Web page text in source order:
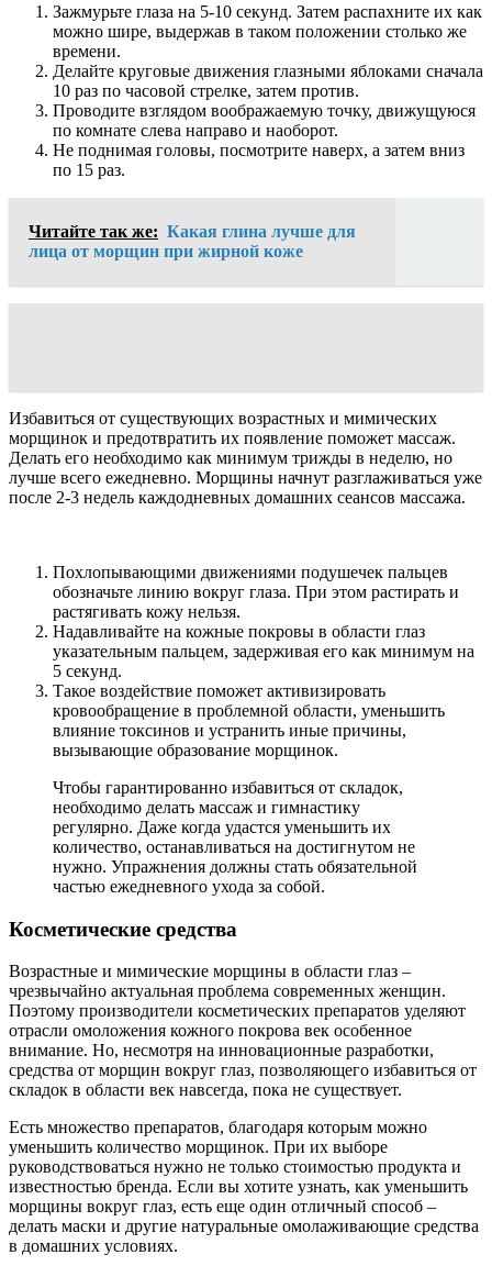
Зажмурьте глаза на 5-10 секунд. Затем распахните их как
можно шире, выдержав в таком положении столько же
времени.
Делайте круговые движения глазными яблоками сначала
10 раз по часовой стрелке, затем против.
Проводите взглядом воображаемую точку, движущуюся
по комнате слева направо и наоборот.
Не поднимая головы, посмотрите наверх, а затем вниз
по 15 раз.
Читайте так же: Какая глина лучше для
лица от морщин при жирной коже
Избавиться от существующих возрастных и мимических
морщинок и предотвратить их появление поможет массаж.
Делать его необходимо как минимум трижды в неделю, но
лучше всего ежедневно. Морщины начнут разглаживаться уже
после 2-3 недель каждодневных домашних сеансов массажа.
Похлопывающими движениями подушечек пальцев
обозначьте линию вокруг глаза. При этом растирать и
растягивать кожу нельзя.
Надавливайте на кожные покровы в области глаз
указательным пальцем, задерживая его как минимум на
5 секунд.
Такое воздействие поможет активизировать
кровообращение в проблемной области, уменьшить
влияние токсинов и устранить иные причины,
вызывающие образование морщинок.
Чтобы гарантированно избавиться от складок,
необходимо делать массаж и гимнастику
регулярно. Даже когда удастся уменьшить их
количество, останавливаться на достигнутом не
нужно. Упражнения должны стать обязательной
частью ежедневного ухода за собой.
Косметические средства
Возрастные и мимические морщины в области глаз –
чрезвычайно актуальная проблема современных женщин.
Поэтому производители косметических препаратов уделяют
отрасли омоложения кожного покрова век особенное
внимание. Но, несмотря на инновационные разработки,
средства от морщин вокруг глаз, позволяющего избавиться от
складок в области век навсегда, пока не существует.
Есть множество препаратов, благодаря которым можно
уменьшить количество морщинок. При их выборе
руководствоваться нужно не только стоимостью продукта и
известностью бренда. Если вы хотите узнать, как уменьшить
морщины вокруг глаз, есть еще один отличный способ –
делать маски и другие натуральные омолаживающие средства
в домашних условиях.